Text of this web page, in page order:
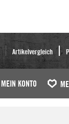
Artikelvergleich
MEIN KONTO